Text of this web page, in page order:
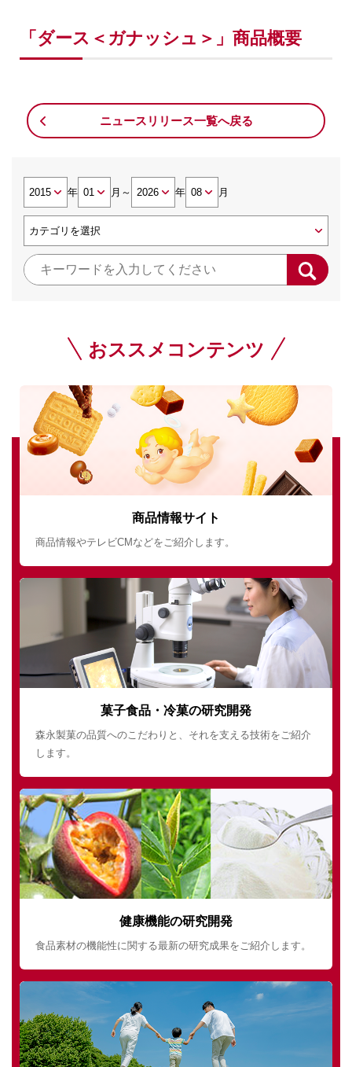
「ダース＜ガナッシュ＞」商品概要
ニュースリリース一覧へ戻る
年 月 ～ 年 月
おススメコンテンツ
商品情報サイト
商品情報やテレビCMなどをご紹介します。
菓子食品・冷菓の研究開発
森永製菓の品質へのこだわりと、それを支える技術をご紹介
します。
健康機能の研究開発
食品素材の機能性に関する最新の研究成果をご紹介します。